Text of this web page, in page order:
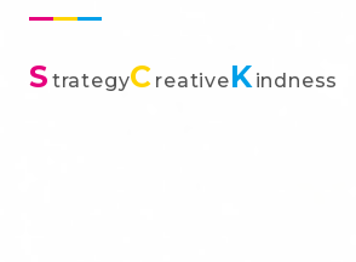
S trategyC reativeKindness